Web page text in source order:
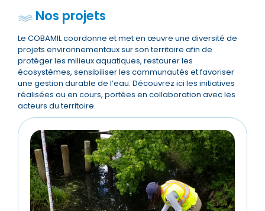
Nos projets
Le COBAMIL coordonne et met en œuvre une diversité de
projets environnementaux sur son territoire afin de
protéger les milieux aquatiques, restaurer les
écosystèmes, sensibiliser les communautés et favoriser
une gestion durable de l’eau. Découvrez ici les initiatives
réalisées ou en cours, portées en collaboration avec les
acteurs du territoire.